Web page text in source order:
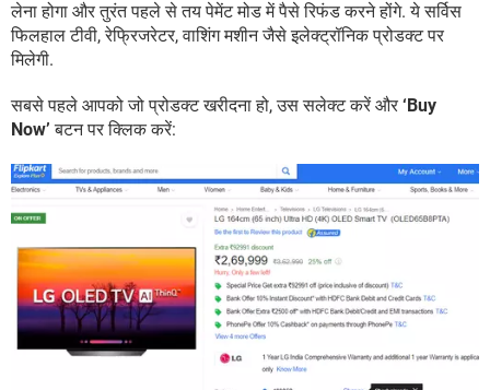
लेना होगा और तुरंत पहले से तय पेमेंट मोड में पैसे रिफंड करने होंगे. ये सर्विस
फिलहाल टीवी, रेफ्रिजरेटर, वाशिंग मशीन जैसे इलेक्ट्रॉनिक प्रोडक्ट पर
मिलेगी.
सबसे पहले आपको जो प्रोडक्ट खरीदना हो, उस सलेक्ट करें और ‘Buy
Now’ बटन पर क्लिक करें: